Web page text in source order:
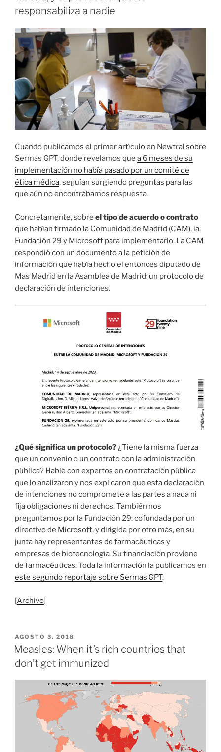
responsabiliza a nadie
Cuando publicamos el primer artículo en Newtral sobre
Sermas GPT, donde revelamos que a 6 meses de su
implementación no había pasado por un comité de
ética médica, seguían surgiendo preguntas para las
que aún no encontrábamos respuesta.
Concretamente, sobre el tipo de acuerdo o contrato
que habían firmado la Comunidad de Madrid (CAM), la
Fundación 29 y Microsoft para implementarlo. La CAM
respondió con un documento a la petición de
información que había hecho el entonces diputado de
Mas Madrid en la Asamblea de Madrid: un protocolo de
declaración de intenciones.
¿Qué significa un protocolo?¿Tiene la misma fuerza
que un convenio o un contrato con la administración
pública? Hablé con expertos en contratación pública
que lo analizaron y nos explicaron que esta declaración
de intenciones no compromete a las partes a nada ni
fija obligaciones ni derechos. También nos
preguntamos por la Fundación 29: cofundada por un
directivo de Microsoft, y dirigida por otro más, en su
junta hay representantes de farmacéuticas y
empresas de biotecnología. Su financiación proviene
de farmacéuticas. Toda la información la publicamos en
este segundo reportaje sobre Sermas GPT.
[Archivo]
PUBLICADO
EL
AGOSTO 3, 2018
Measles: When it’s rich countries that
don’t get immunized